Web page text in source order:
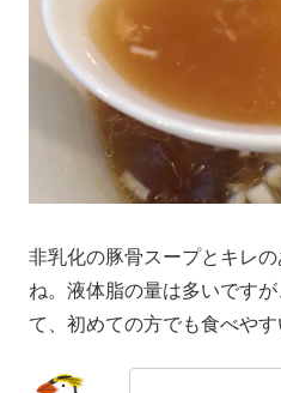
非乳化の豚骨スープとキレ
ね。液体脂の量は多いです
て、初めての方でも食べやす